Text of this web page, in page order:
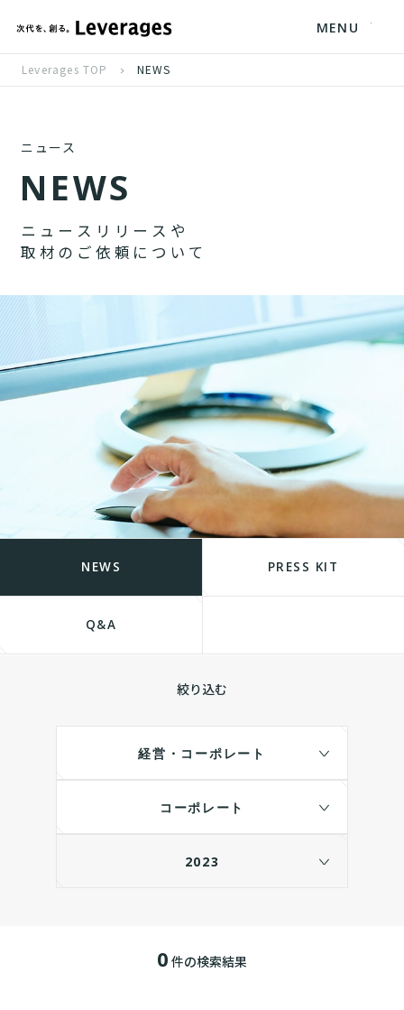
MENU
Leverages TOP NEWS
ニュース
NEWS
ニ ュ ー ス リ リ ー ス や
取 材 の ご 依 頼 に つ い て
NEWS PRESS KIT
Q&A
絞り込む
経営・コーポレート
コーポレート
2023
0 件の検索結果